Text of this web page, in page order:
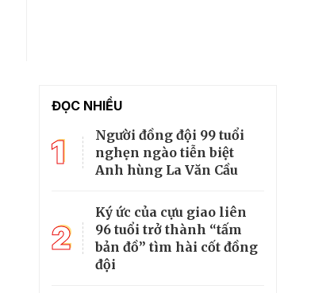
ĐỌC NHIỀU
1
Người đồng đội 99 tuổi
nghẹn ngào tiễn biệt
Anh hùng La Văn Cầu
2
Ký ức của cựu giao liên
96 tuổi trở thành “tấm
bản đồ” tìm hài cốt đồng
đội